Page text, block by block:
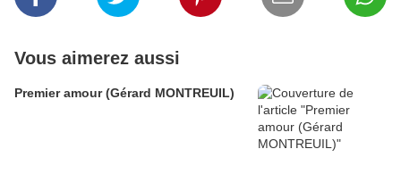
Vous aimerez aussi
Premier amour (Gérard MONTREUIL)